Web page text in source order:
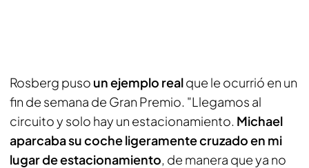
Rosberg puso un ejemplo realque le ocurrió en un
fin de semana de Gran Premio. "Llegamos al
circuito y solo hay un estacionamiento. Michael
aparcaba su coche ligeramente cruzado en mi
lugar de estacionamiento, de manera que ya no